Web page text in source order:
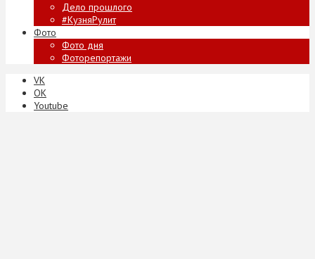
Дело прошлого
#КузняРулит
Фото
Фото дня
Фоторепортажи
VK
ОК
Youtube